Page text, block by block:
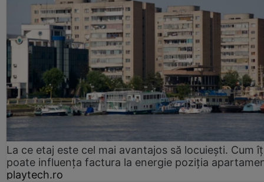
La ce etaj este cel mai avantajos să locuiești. Cum
poate influența factura la energie poziția
playtech.ro